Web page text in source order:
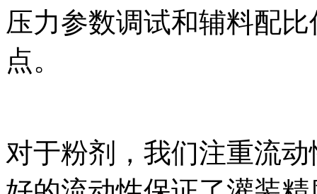
压力参数调试和辅料配
点。
对于粉剂，我们注重流